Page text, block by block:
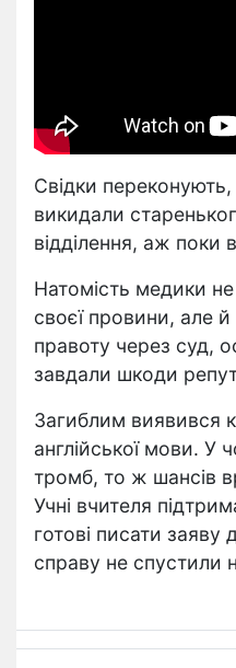
Свідки
викидали
відділення, аж поки
Натомість медики
своєї провини, але
правоту через суд,
завдали шкоди
Загиблим виявився
англійської мови. У
тромб, то ж шансів
Учні вчителя
готові писати
справу не спустили